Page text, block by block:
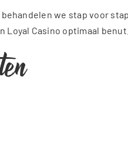
we stap voor
Casino optimaal benut.